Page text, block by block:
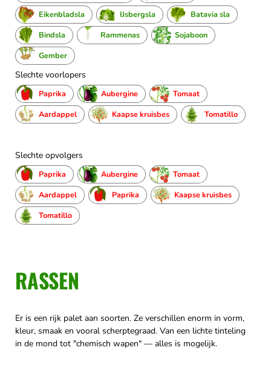
Eikenbladsla
IJsbergsla
Batavia sla
Bindsla
Rammenas
Sojaboon
Gember
Slechte voorlopers
Paprika Aubergine
Tomaat
Aardappel
Kaapse kruisbes Tomatillo
Slechte opvolgers
Paprika Aubergine
Tomaat
Aardappel
Paprika
Kaapse kruisbes
Tomatillo
RASSEN
Er is een rijk palet aan soorten. Ze verschillen enorm in vorm,
kleur, smaak en vooral scherptegraad. Van een lichte tinteling
in de mond tot "chemisch wapen" — alles is mogelijk.